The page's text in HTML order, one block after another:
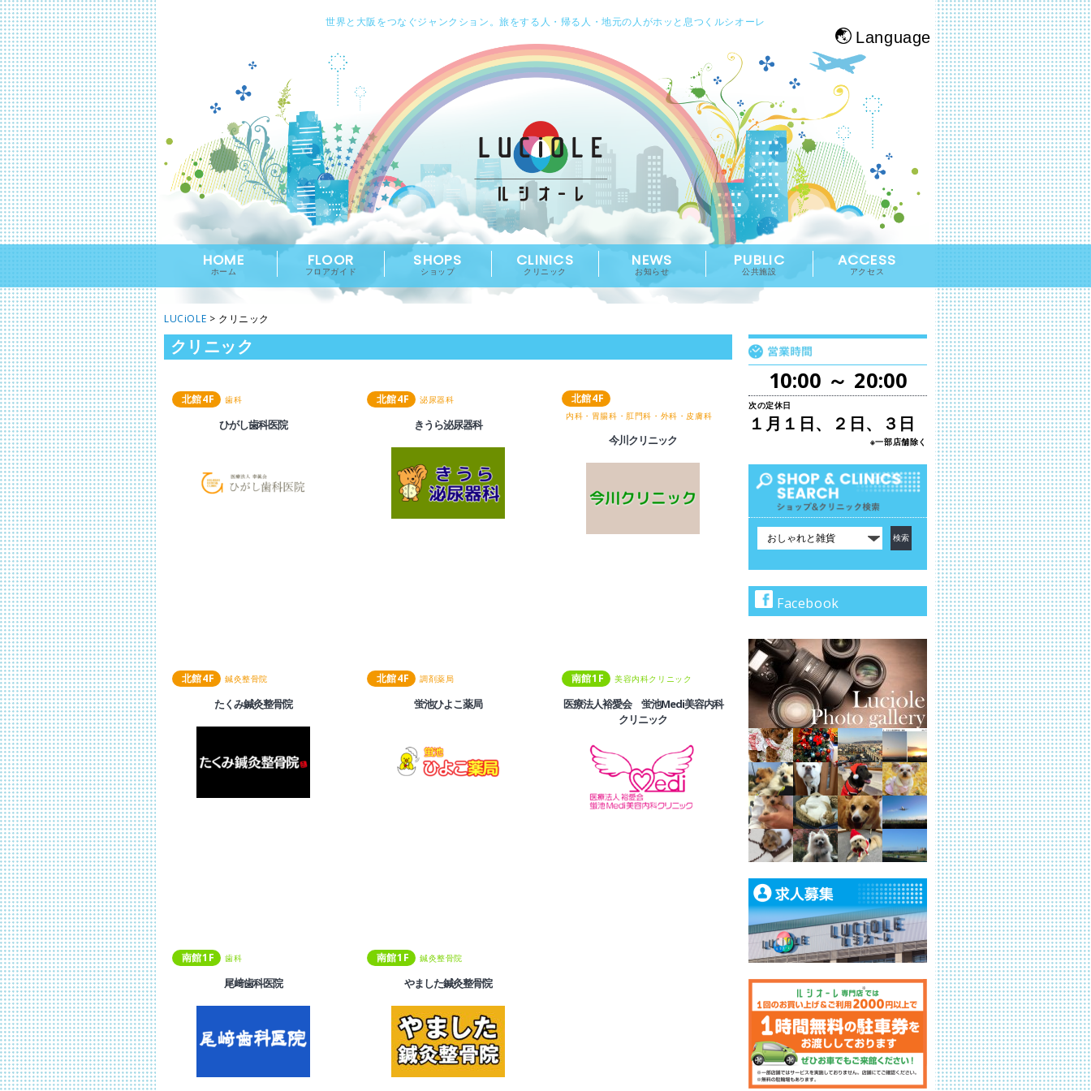
世界と大阪をつなぐジャンクション。旅をする人・帰る人・地元の人がホッと息つくルシオーレ
Language
HOME
ホーム
FLOOR
フロアガイド
SHOPS
ショップ
CLINICS
クリニック
NEWS
お知らせ
PUBLIC
公共施設
ACCESS
アクセス
LUCiOLE > クリニック
クリニック
北館4F 歯科
ひがし歯科医院
北館4F 泌尿器科
きうら泌尿器科
北館4F
内科・胃腸科・肛門科・外科・皮膚科
今川クリニック
北館4F 鍼灸整骨院
たくみ鍼灸整骨院
北館4F 調剤薬局
蛍池ひよこ薬局
南館1 F 美容内科クリニック
医療法人裕愛会 蛍池Medi美容内科
クリニック
南館1 F 歯科
尾﨑歯科医院
南館1 F 鍼灸整骨院
やました鍼灸整骨院
10:00 ～ 20:00
次の定休日
１月１日、２日、３日
※一部店舗除く
テ
で
検
索
Facebook